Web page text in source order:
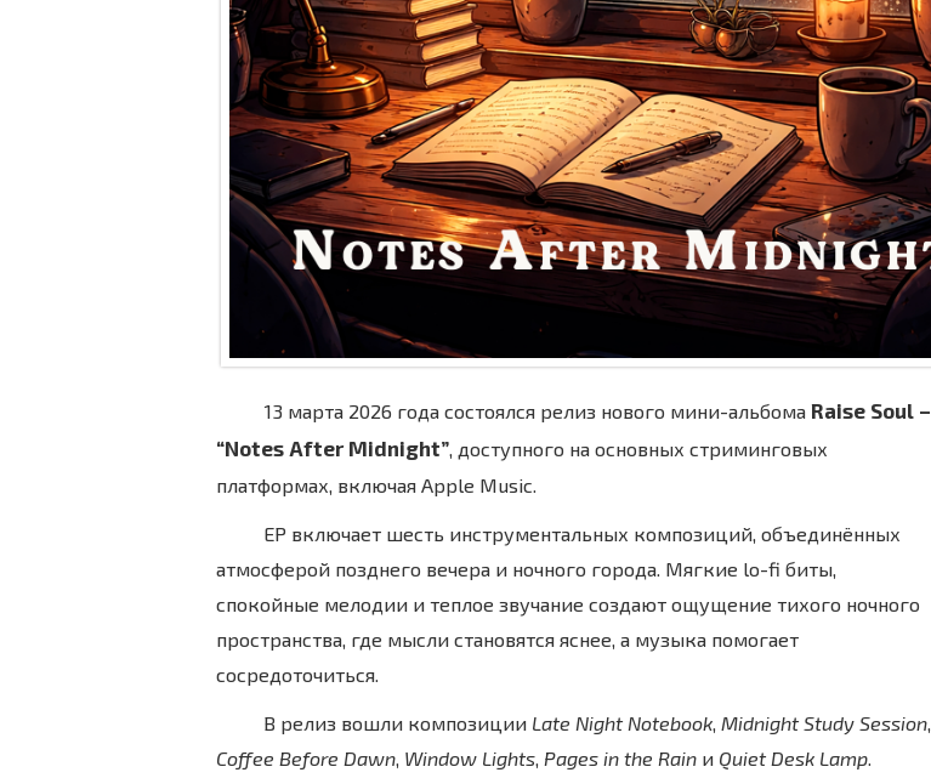
13 марта 2026 года состоялся релиз нового мини-альбома Raise Soul –
“Notes After Midnight”, доступного на основных стриминговых
платформах, включая Apple Music.
EP включает шесть инструментальных композиций, объединённых
атмосферой позднего вечера и ночного города. Мягкие lo-fi биты,
спокойные мелодии и теплое звучание создают ощущение тихого ночного
пространства, где мысли становятся яснее, а музыка помогает
сосредоточиться.
В релиз вошли композиции Late Night Notebook, Midnight Study Session,
Coffee Before Dawn, Window Lights, Pages in the Rainи Quiet Desk Lamp.